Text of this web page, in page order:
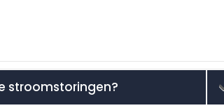
stroomstoringen?